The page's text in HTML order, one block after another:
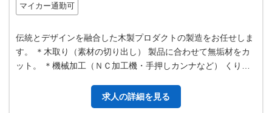
マイカー通勤可
伝統とデザインを融合した木製プロダクトの製造をお任せしま
す。 ＊木取り（素材の切り出し） 製品に合わせて無垢材をカ
ット。 ＊機械加工（ＮＣ加工機・手押しカンナなど） くり抜
求人の詳細を見る